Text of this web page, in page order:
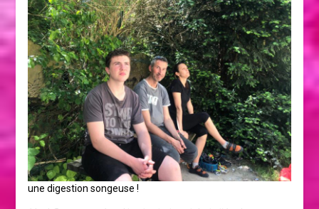
une digestion songeuse !